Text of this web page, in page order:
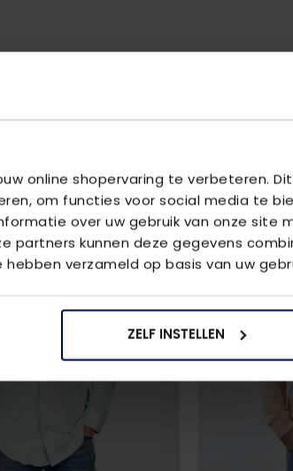
online shopervaring te verbeteren.
om functies voor social media te
over uw gebruik van onze site
partners kunnen deze gegevens
verzameld op basis van uw
ZELF INSTELLEN